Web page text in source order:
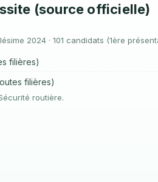
(source officielle)
2024 · 101 candidats (1ère
filières)
filières)
routière.